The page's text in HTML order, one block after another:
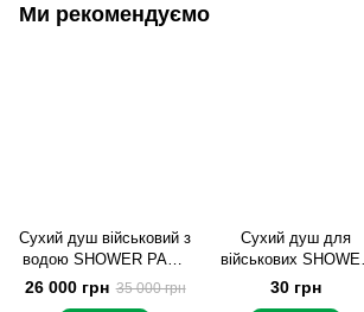
Ми рекомендуємо
Сухий душ військовий з
водою SHOWER PACK
ОПТ (1000 шт)
26 000 грн 35 000 грн
Сухий душ для
військових SHOWER
PACK, 1 шт — пінна
рукавиця та рушник,
30 грн